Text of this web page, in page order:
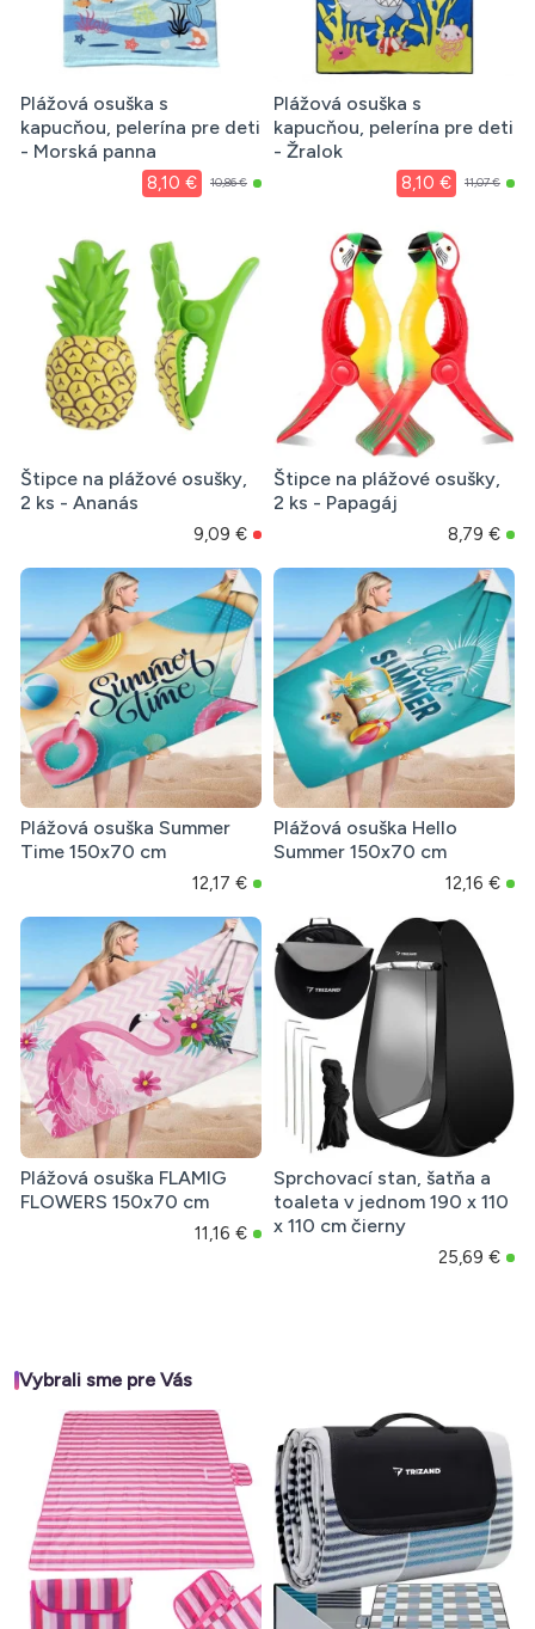
Plážová osuška s
kapucňou, pelerína pre deti
- Morská panna
8,10 € 10,86 €
Plážová osuška s
kapucňou, pelerína pre deti
- Žralok
8,10 € 11,07 €
Štipce na plážové osušky,
2 ks - Ananás
9,09 €
Štipce na plážové osušky,
2 ks - Papagáj
8,79 €
Plážová osuška Summer
Time 150x70 cm
12,17 €
Plážová osuška Hello
Summer 150x70 cm
12,16 €
Plážová osuška FLAMIG
FLOWERS 150x70 cm
11,16 €
Sprchovací stan, šatňa a
toaleta v jednom 190 x 110
x 110 cm čierny
25,69 €
Vybrali sme pre Vás